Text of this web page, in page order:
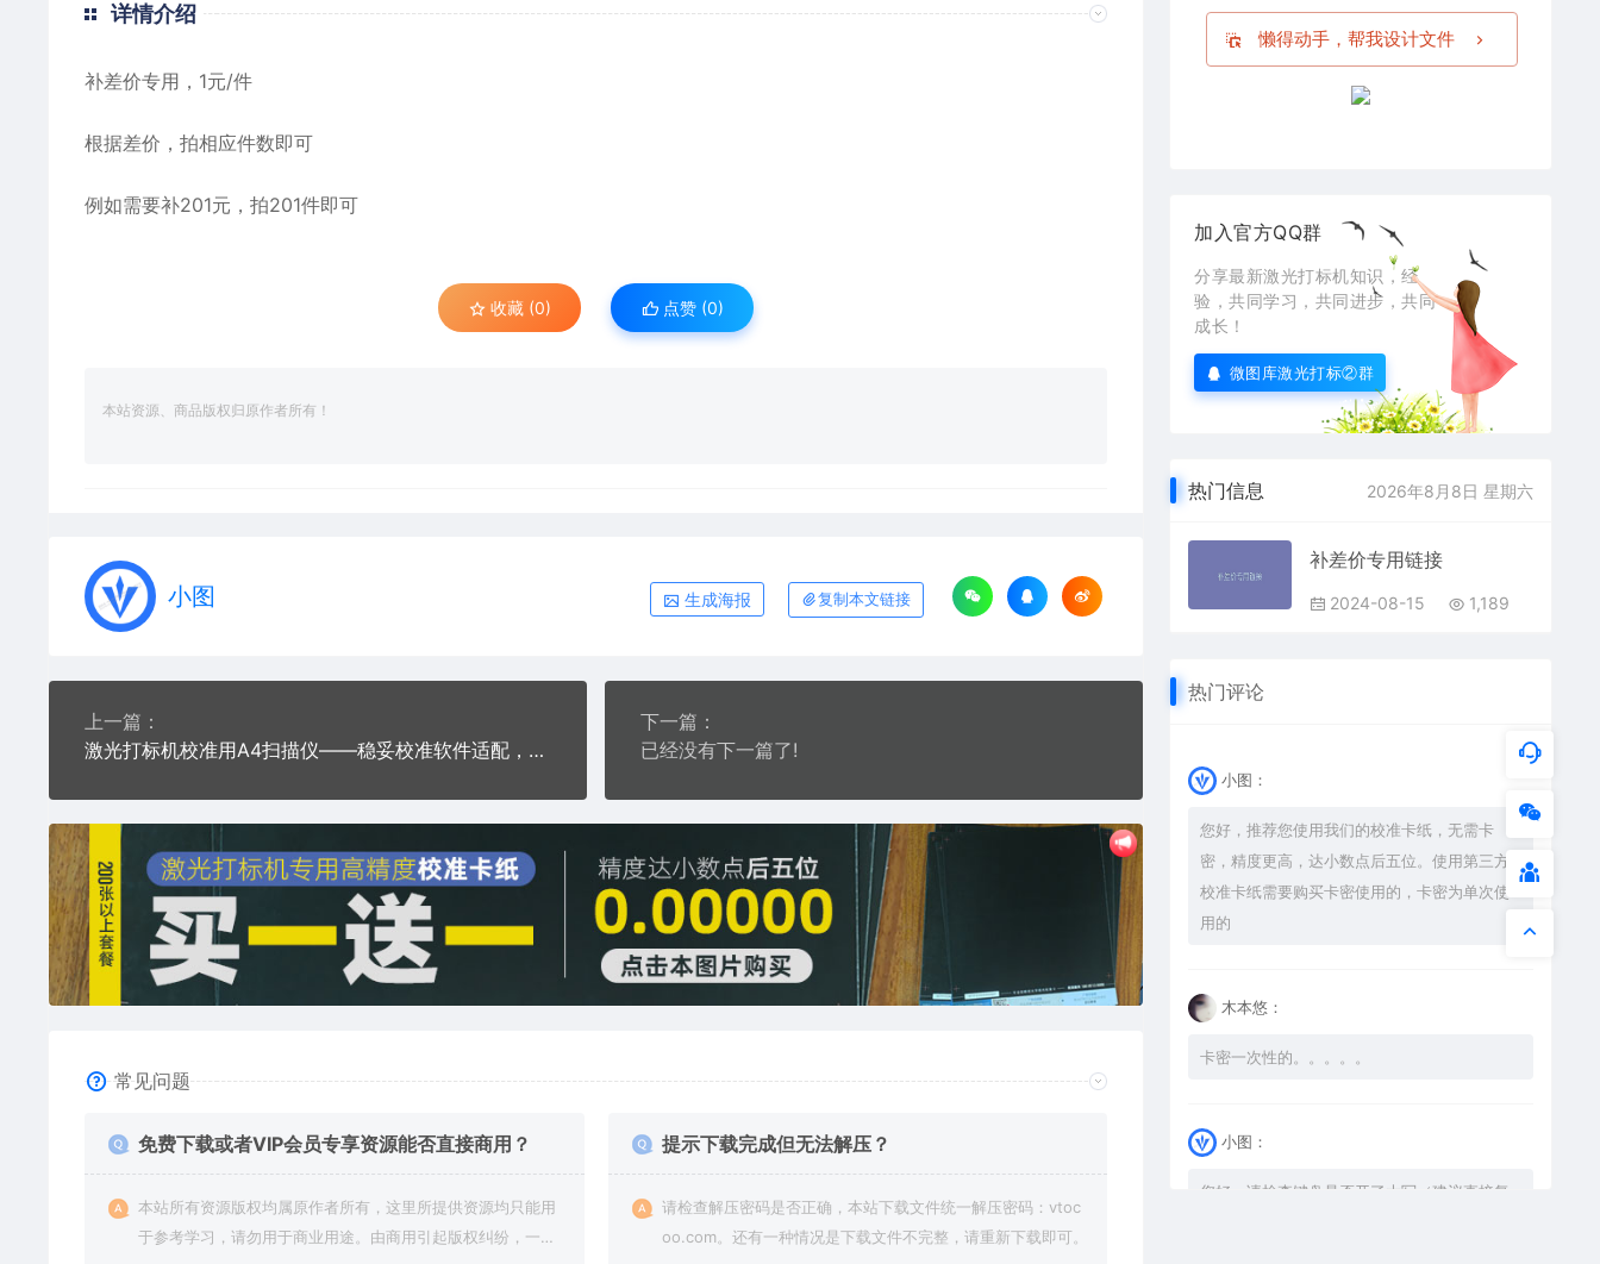
详情介绍
补差价专用，1元/件
根据差价，拍相应件数即可
例如需要补201元，拍201件即可
收藏 (0) 点赞 (0)
本站资源、商品版权归原作者所有！
小图 生成海报 复制本文链接
上一篇：
激光打标机校准用A4扫描仪——稳妥校准软件适配，专业调校，精度更高
下一篇：
已经没有下一篇了!
常见问题
免费下载或者VIP会员专享资源能否直接商用？
本站所有资源版权均属原作者所有，这里所提供资源均只能用
于参考学习，请勿用于商业用途。由商用引起版权纠纷，一切
提示下载完成但无法解压？
请检查解压密码是否正确，本站下载文件统一解压密码：vtoc
oo.com。还有一种情况是下载文件不完整，请重新下载即可。
懒得动手，帮我设计文件
加入官方QQ群
分享最新激光打标机知识，经
验，共同学习，共同进步，共同
成长！
微图库激光打标②群
热门信息 2026年8月8日 星期六
补差价专用链接
2024-08-15 1,189
热门评论
小图：
您好，推荐您使用我们的校准卡纸，无需卡
密，精度更高，达小数点后五位。使用第三方
校准卡纸需要购买卡密使用的，卡密为单次使
用的
木本悠：
卡密一次性的。。。。。
小图：
您好，请检查键盘是否开了大写（建议直接复